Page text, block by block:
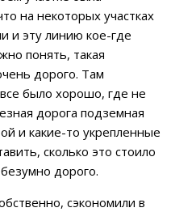
на некоторых участках
и эту линию кое-где
понять, такая
дорого. Там
все было хорошо, где не
дорога подземная
и какие-то укрепленные
сколько это стоило
дорого.
сэкономили в